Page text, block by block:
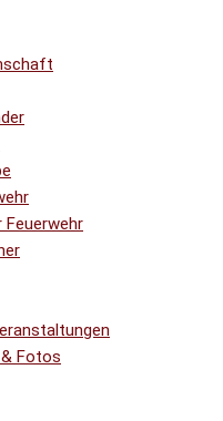
Feuerwehr
Fotos